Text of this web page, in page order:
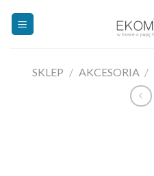
SKLEP / AKCESORIA /